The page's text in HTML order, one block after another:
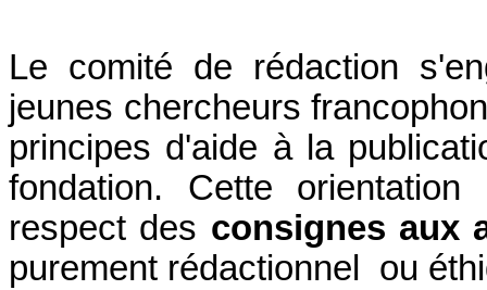
Le comité de rédaction
jeunes chercheurs
principes d'aide à la
fondation. Cette
respect des consignes aux
purement rédactionnel ou